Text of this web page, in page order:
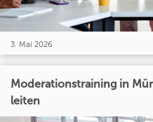
3. Mai 2026
Moderationstraining in
leiten